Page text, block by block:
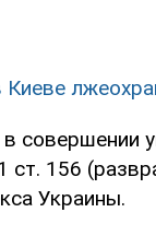
совершении
ст. 156
Украины.